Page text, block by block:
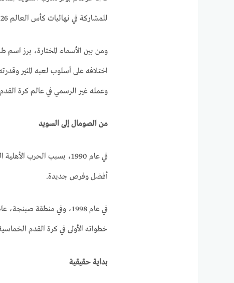
للمشاركة في نهائيات كأس العالم 2026 التي ستقام في الولايات المتحدة والمكسيك وكندا.
ومن بين الأسماء المختارة، برز اسم
اختلافه على أسلوب لعبه المثير
وعمله غير الرسمي في عالم كرة
من الصومال إلى السويد
في عام 1990، بسبب الحرب
أفضل وفرص جديدة.
في عام 1998، وفي منطقة
خطواته الأولى في كرة القدم
بداية حقيقية